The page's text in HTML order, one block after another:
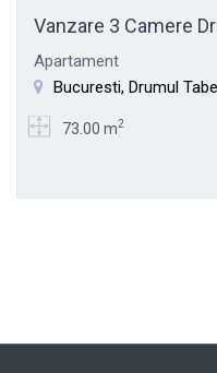
Vanzare 3 Camere
Apartament
Bucuresti, Drumul
73.00 m2